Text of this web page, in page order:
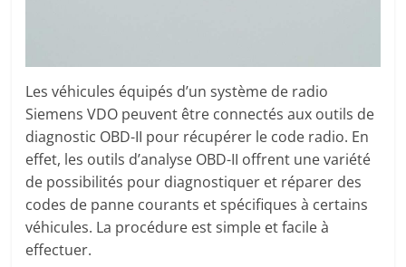
Les véhicules équipés d’un système de radio
Siemens VDO peuvent être connectés aux outils de
diagnostic OBD-II pour récupérer le code radio. En
effet, les outils d’analyse OBD-II offrent une variété
de possibilités pour diagnostiquer et réparer des
codes de panne courants et spécifiques à certains
véhicules. La procédure est simple et facile à
effectuer.